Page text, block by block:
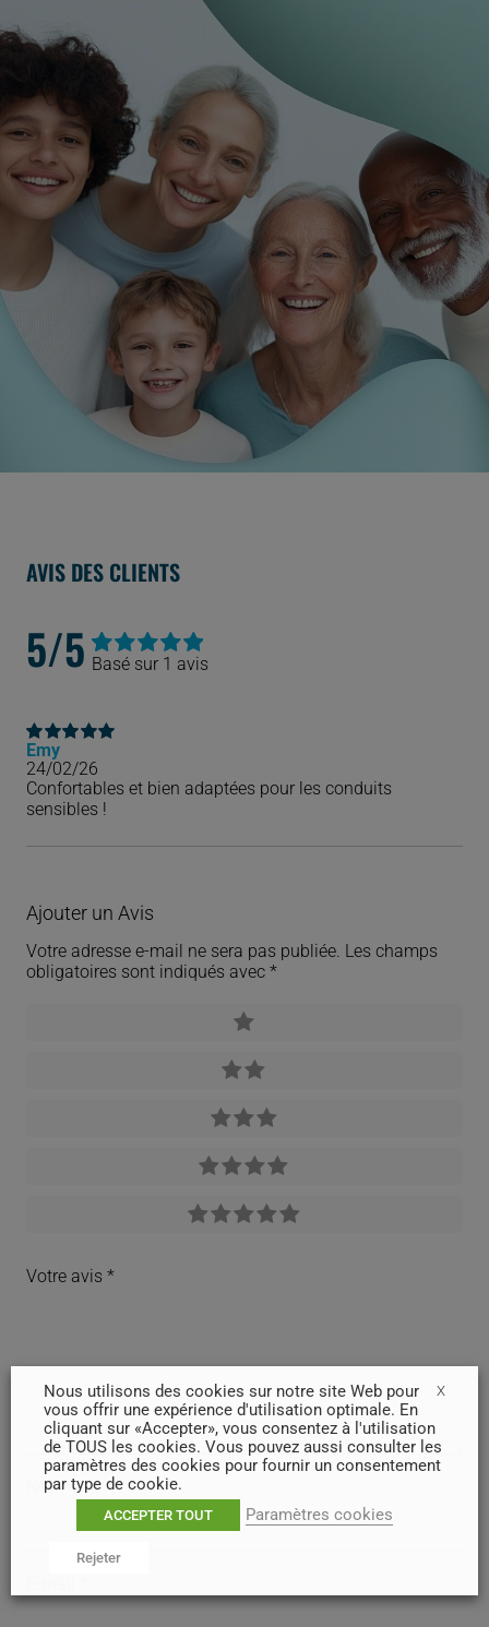
AVIS DES CLIENTS
5/5 Noté 5.00 sur
1
notation
client
Basé sur 1 avis
Note
Emy
24/02/26
Confortables et bien adaptées pour les conduits
sensibles !
Ajouter un Avis
Votre adresse e-mail ne sera pas publiée. Les champs
obligatoires sont indiqués avec *
Votre avis *
Nom *
X
Nous utilisons des cookies sur notre site Web pour
vous offrir une expérience d'utilisation optimale. En
cliquant sur «Accepter», vous consentez à l'utilisation
de TOUS les cookies. Vous pouvez aussi consulter les
paramètres des cookies pour fournir un consentement
par type de cookie.
ACCEPTER TOUT Paramètres cookies
Rejeter